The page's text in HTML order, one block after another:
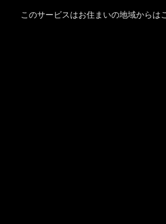
このサービスはお住まいの地域からは